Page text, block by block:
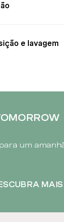
e lavagem
um
MAIS